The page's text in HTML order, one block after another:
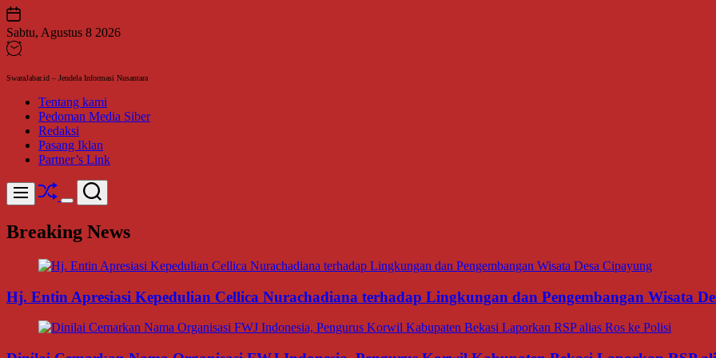
Skip
to
content
Sabtu, Agustus 8 2026
SwaraJabar.id – Jendela Informasi Nusantara
Tentang kami
Pedoman Media Siber
Redaksi
Pasang Iklan
Partner’s Link
Menu Shuffle
Switch
mode
Search
Breaking News
Hj. Entin Apresiasi Kepedulian Cellica Nurachadiana terhadap Lingkungan dan Pengembangan Wisata